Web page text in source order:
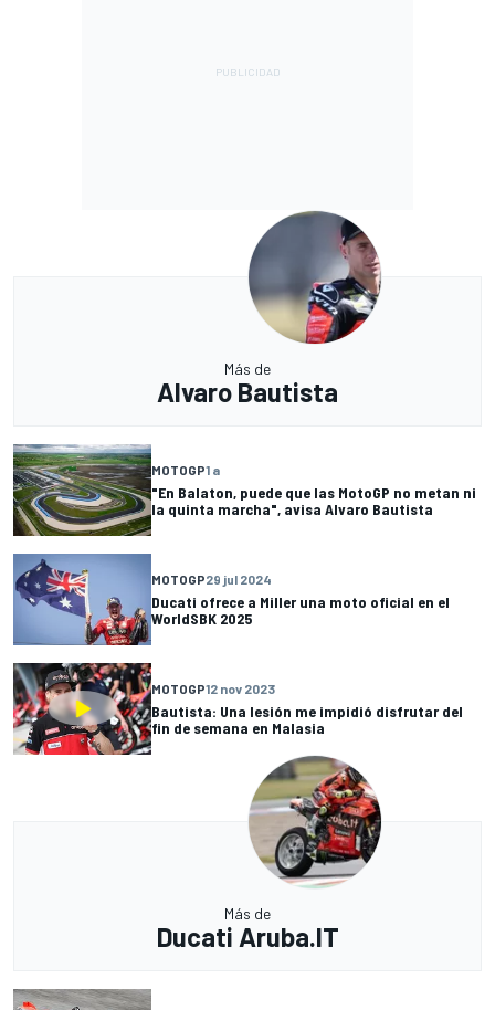
Más de
Alvaro Bautista
MOTOGP1 a
"En Balaton, puede que las MotoGP no metan ni
la quinta marcha", avisa Alvaro Bautista
MOTOGP29 jul 2024
Ducati ofrece a Miller una moto oficial en el
WorldSBK 2025
MOTOGP12 nov 2023
Bautista: Una lesión me impidió disfrutar del
fin de semana en Malasia
Más de
Ducati Aruba.IT